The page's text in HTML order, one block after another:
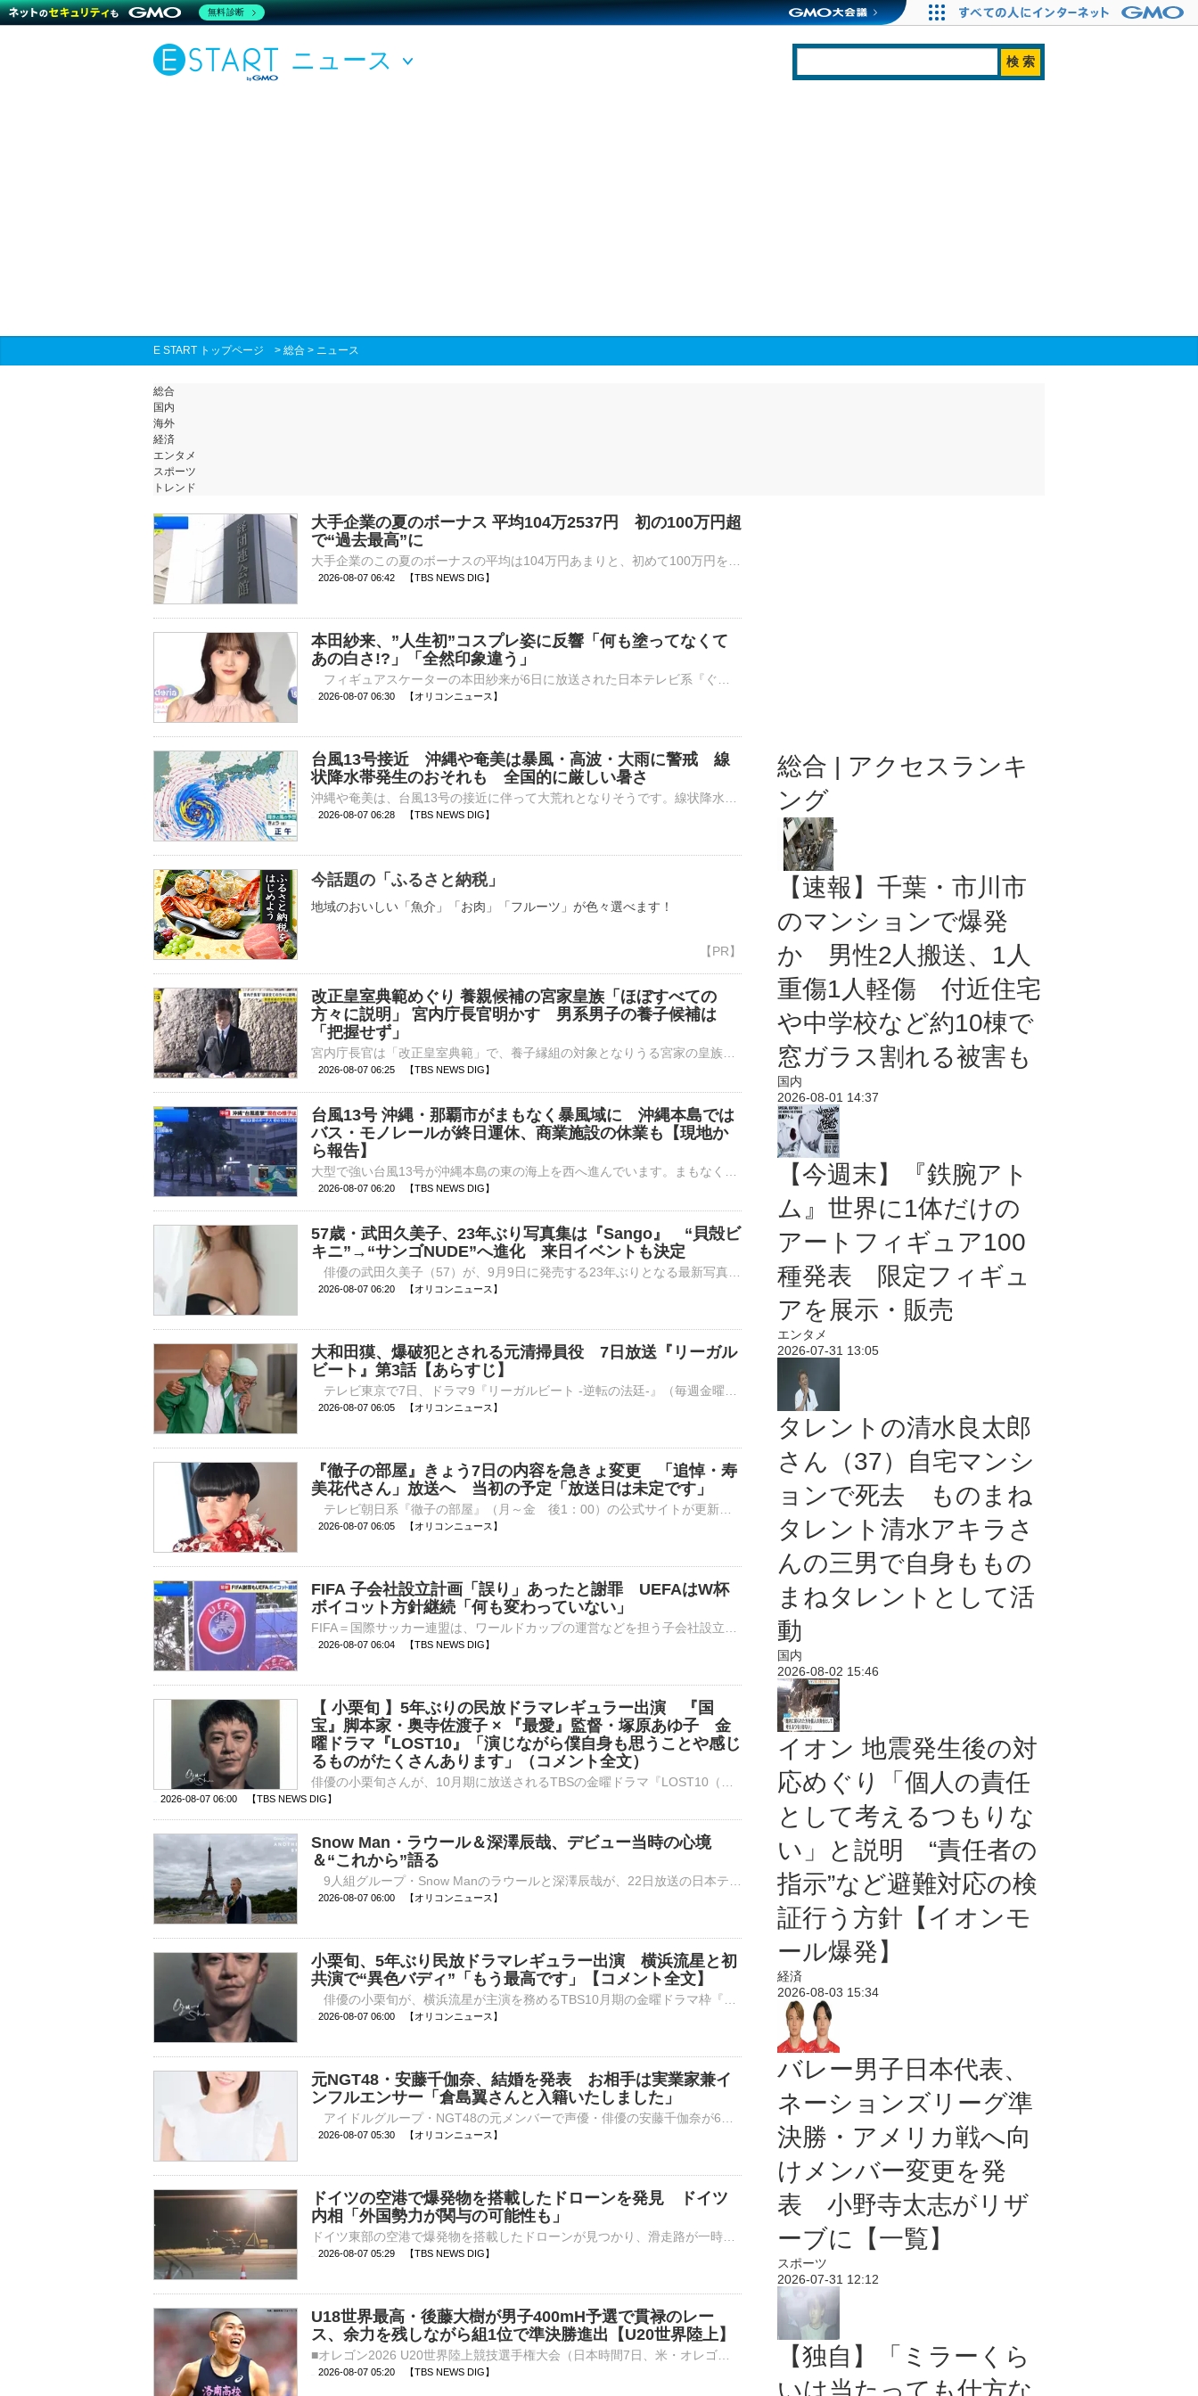
ニュース
E START トップページ > 総合 > ニュース
総合
国内
海外
経済
エンタメ
スポーツ
トレンド
大手企業の夏のボーナス 平均104万2537円 初の100万円超
で“過去最高”に
2026-08-07 06:42 【TBS NEWS DIG】
本田紗来、”人生初”コスプレ姿に反響「何も塗ってなくて
あの白さ!?」「全然印象違う」
2026-08-07 06:30 【オリコンニュース】
台風13号接近 沖縄や奄美は暴風・高波・大雨に警戒 線
状降水帯発生のおそれも 全国的に厳しい暑さ
2026-08-07 06:28 【TBS NEWS DIG】
今話題の「ふるさと納税」
地域のおいしい「魚介」「お肉」「フルーツ」が色々選べます！
改正皇室典範めぐり 養親候補の宮家皇族「ほぼすべての
方々に説明」 宮内庁長官明かす 男系男子の養子候補は
「把握せず」
2026-08-07 06:25 【TBS NEWS DIG】
台風13号 沖縄・那覇市がまもなく暴風域に 沖縄本島では
バス・モノレールが終日運休、商業施設の休業も【現地か
ら報告】
2026-08-07 06:20 【TBS NEWS DIG】
57歳・武田久美子、23年ぶり写真集は『Sango』 “貝殻ビ
キニ”→“サンゴNUDE”へ進化 来日イベントも決定
2026-08-07 06:20 【オリコンニュース】
大和田獏、爆破犯とされる元清掃員役 7日放送『リーガル
ビート』第3話【あらすじ】
2026-08-07 06:05 【オリコンニュース】
『徹子の部屋』きょう7日の内容を急きょ変更 「追悼・寿
美花代さん」放送へ 当初の予定「放送日は未定です」
2026-08-07 06:05 【オリコンニュース】
FIFA 子会社設立計画「誤り」あったと謝罪 UEFAはW杯
ボイコット方針継続「何も変わっていない」
2026-08-07 06:04 【TBS NEWS DIG】
【 小栗旬 】5年ぶりの民放ドラマレギュラー出演 『国
宝』脚本家・奥寺佐渡子 × 『最愛』監督・塚原あゆ子 金
曜ドラマ『LOST10』「演じながら僕自身も思うことや感じ
るものがたくさんあります」（コメント全文）
2026-08-07 06:00 【TBS NEWS DIG】
Snow Man・ラウール＆深澤辰哉、デビュー当時の心境
＆“これから”語る
2026-08-07 06:00 【オリコンニュース】
小栗旬、5年ぶり民放ドラマレギュラー出演 横浜流星と初
共演で“異色バディ”「もう最高です」【コメント全文】
2026-08-07 06:00 【オリコンニュース】
元NGT48・安藤千伽奈、結婚を発表 お相手は実業家兼イ
ンフルエンサー「倉島翼さんと入籍いたしました」
2026-08-07 05:30 【オリコンニュース】
ドイツの空港で爆発物を搭載したドローンを発見 ドイツ
内相「外国勢力が関与の可能性も」
2026-08-07 05:29 【TBS NEWS DIG】
U18世界最高・後藤大樹が男子400mH予選で貫禄のレー
ス、余力を残しながら組1位で準決勝進出【U20世界陸上】
2026-08-07 05:20 【TBS NEWS DIG】
総合 | アクセスランキ
ング
【速報】千葉・市川市
のマンションで爆発
か 男性2人搬送、1人
重傷1人軽傷 付近住宅
や中学校など約10棟で
窓ガラス割れる被害も
国内
2026-08-01 14:37
【今週末】『鉄腕アト
ム』世界に1体だけの
アートフィギュア100
種発表 限定フィギュ
アを展示・販売
エンタメ
2026-07-31 13:05
タレントの清水良太郎
さん（37）自宅マンシ
ョンで死去 ものまね
タレント清水アキラさ
んの三男で自身ももの
まねタレントとして活
動
国内
2026-08-02 15:46
イオン 地震発生後の対
応めぐり「個人の責任
として考えるつもりな
い」と説明 “責任者の
指示”など避難対応の検
証行う方針【イオンモ
ール爆発】
経済
2026-08-03 15:34
バレー男子日本代表、
ネーションズリーグ準
決勝・アメリカ戦へ向
けメンバー変更を発
表 小野寺太志がリザ
ーブに【一覧】
スポーツ
2026-07-31 12:12
【独自】「ミラーくら
いは当たっても仕方な
無料診断